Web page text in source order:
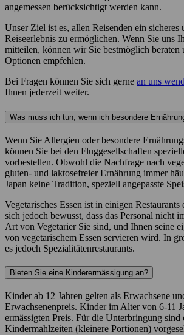
angemessen berücksichtigt werden kann.
Unser Ziel ist es, allen Reisenden ein sicheres
Reiseerlebnis zu ermöglichen. Wenn Sie uns
mitteilen, können wir Sie bestmöglich beraten
Optionen empfehlen.
Bei Fragen können Sie sich gerne an uns
Ihnen jederzeit weiter.
Was muss ich tun, wenn ich besondere
Wenn Sie Allergien oder besondere
können Sie bei den Fluggesellschaften
vorbestellen. Obwohl die Nachfrage nach
gluten- und laktosefreier Ernährung immer
Japan keine Tradition, speziell angepasste
Vegetarisches Essen ist in einigen
sich jedoch bewusst, dass das Personal nicht
Art von Vegetarier Sie sind, und Ihnen seine
von vegetarischem Essen servieren wird. In
es jedoch Spezialitätenrestaurants.
Bieten Sie eine Kinderermässigung an?
Kinder ab 12 Jahren gelten als Erwachsene
Erwachsenenpreis. Kinder im Alter von 6-11
ermässigten Preis. Für die Unterbringung sind
Kindermahlzeiten (kleinere Portionen)